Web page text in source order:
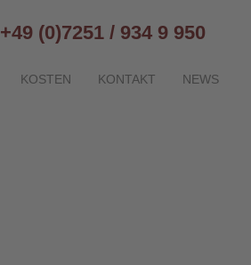
+49 (0)7251 / 934 9 950
KOSTEN KONTAKT NEWS